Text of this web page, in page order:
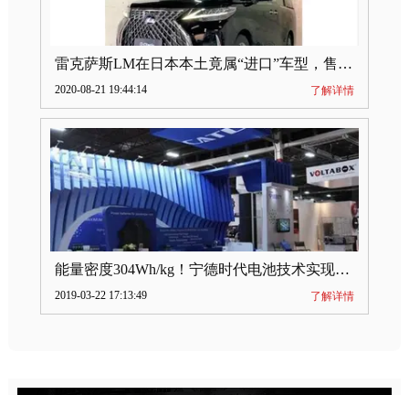
雷克萨斯LM在日本本土竟属“进口”车型，售价2580万日元
2020-08-21 19:44:14 了解详情
能量密度304Wh/kg！宁德时代电池技术实现突破
2019-03-22 17:13:49 了解详情